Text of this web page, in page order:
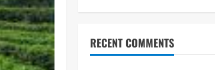
RECENT COMMENTS